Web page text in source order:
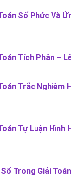
Số Phức Và
Tích Phân –
Trắc Nghiệm
Tự Luận Hình
Trong Giải